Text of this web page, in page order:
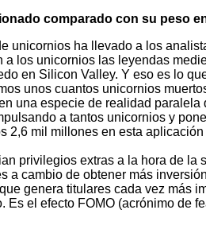
comparado con su peso
unicornios ha llevado a los
los unicornios las leyendas
en Silicon Valley. Y eso es lo
unos cuantos unicornios
una especie de realidad
a tantos unicornios y
2,6 mil millones en esta
privilegios extras a la hora de
a cambio de obtener más
genera titulares cada vez más
el efecto FOMO (acrónimo de